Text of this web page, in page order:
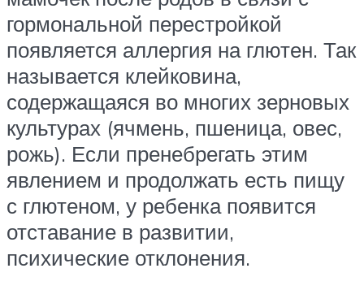
гормональной перестройкой
появляется аллергия на глютен. Так
называется клейковина,
содержащаяся во многих зерновых
культурах (ячмень, пшеница, овес,
рожь). Если пренебрегать этим
явлением и продолжать есть пищу
с глютеном, у ребенка появится
отставание в развитии,
психические отклонения.